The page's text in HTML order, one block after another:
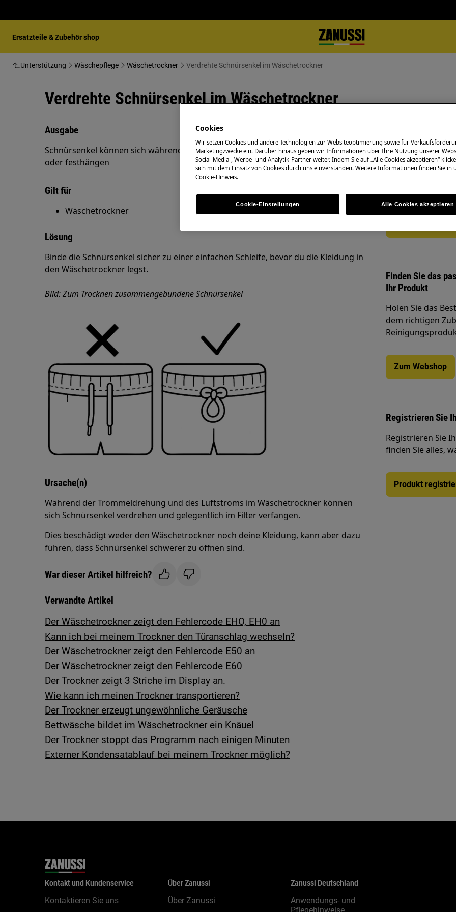
Ersatzteile & Zubehör shop
Unterstützung Wäschepflege Wäschetrockner Verdrehte Schnürsenkel im Wäschetrockner
Verdrehte Schnürsenkel im Wäschetrockner
Ausgabe
Schnürsenkel können sich während des Trocknens am Flusensiebkopf verdrehen
oder festhängen
Gilt für
Wäschetrockner
Lösung
Binde die Schnürsenkel sicher zu einer einfachen Schleife, bevor du die Kleidung in
den Wäschetrockner legst.
Bild: Zum Trocknen zusammengebundene Schnürsenkel
Ursache(n)
Während der Trommeldrehung und des Luftstroms im Wäschetrockner können
sich Schnürsenkel verdrehen und gelegentlich im Filter verfangen.
Dies beschädigt weder den Wäschetrockner noch deine Kleidung, kann aber dazu
führen, dass Schnürsenkel schwerer zu öffnen sind.
War dieser Artikel hilfreich?
Verwandte Artikel
Der Wäschetrockner zeigt den Fehlercode EHO, EH0 an
Kann ich bei meinem Trockner den Türanschlag wechseln?
Der Wäschetrockner zeigt den Fehlercode E50 an
Der Wäschetrockner zeigt den Fehlercode E60
Der Trockner zeigt 3 Striche im Display an.
Wie kann ich meinen Trockner transportieren?
Der Trockner erzeugt ungewöhnliche Geräusche
Bettwäsche bildet im Wäschetrockner ein Knäuel
Der Trockner stoppt das Programm nach einigen Minuten
Externer Kondensatablauf bei meinem Trockner möglich?
Lösen Sie
Finden Sie das
Ihr Produkt
Holen Sie das
dem richtigen
Zum Webshop
Registrieren Sie
Registrieren Sie
finden Sie alles,
Produkt
Kontakt und Kundenservice
Kontaktieren Sie uns
Über Zanussi
Über Zanussi
Zanussi Deutschland
Anwendungs- und
Cookies
Wir setzen Cookies und andere Technologien zur Websiteoptimierung sowie für
Marketingzwecke ein. Darüber hinaus geben wir Informationen über Ihre Nutzung unserer
Social-Media-, Werbe- und Analytik-Partner weiter. Indem Sie auf „Alle Cookies akzeptieren“
sich mit dem Einsatz von Cookies durch uns einverstanden. Weitere Informationen finden Sie in
Cookie-Hinweis.
Cookie-Einstellungen Alle Cookies akzeptieren